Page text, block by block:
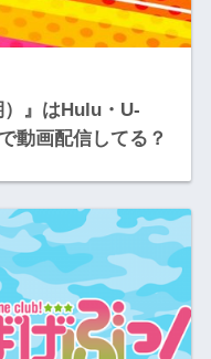
』はHulu・U-
動画配信してる？